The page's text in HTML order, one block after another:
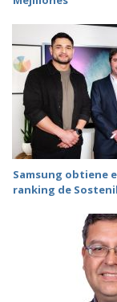
Samsung obtiene
ranking de